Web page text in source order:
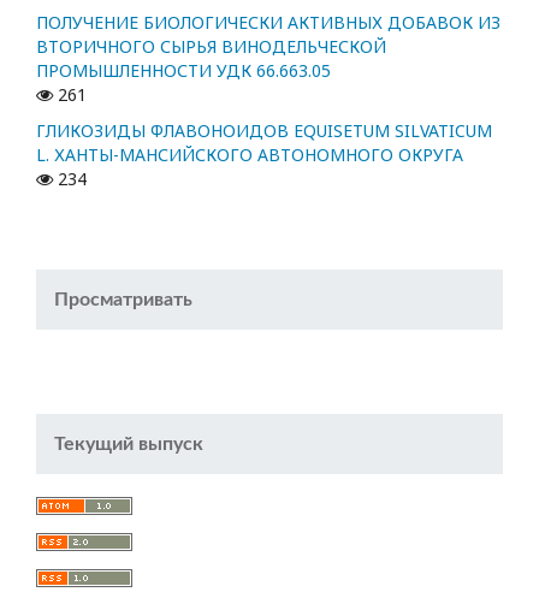
ПОЛУЧЕНИЕ БИОЛОГИЧЕСКИ АКТИВНЫХ ДОБАВОК ИЗ
ВТОРИЧНОГО СЫРЬЯ ВИНОДЕЛЬЧЕСКОЙ
ПРОМЫШЛЕННОСТИ УДК 66.663.05
261
ГЛИКОЗИДЫ ФЛАВОНОИДОВ EQUISETUM SILVATICUM
L. ХАНТЫ-МАНСИЙСКОГО АВТОНОМНОГО ОКРУГА
234
Просматривать
Текущий выпуск